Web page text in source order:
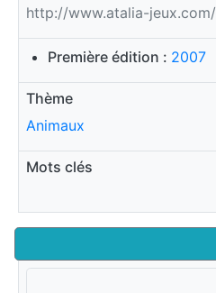
http://www.atalia-jeux.com/
Première édition : 2007
Thème
Animaux
Mots clés